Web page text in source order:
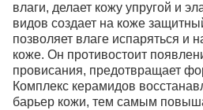
влаги, делает кожу упругой и
видов создает на коже
позволяет влаге испаряться и
коже. Он противостоит
провисания, предотвращает
Комплекс керамидов
барьер кожи, тем самым